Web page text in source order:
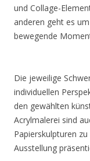
und Collage-
anderen geht es
bewegende
Die jeweilige
individuellen
den gewählten
Acrylmalerei sind
Papierskulpturen
Ausstellung